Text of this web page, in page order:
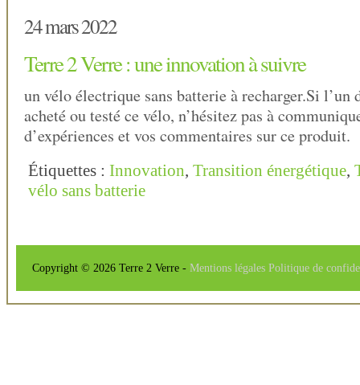
24 mars 2022
Terre 2 Verre : une innovation à suivre
un vélo électrique sans batterie à recharger.Si l’un
acheté ou testé ce vélo, n’hésitez pas à
d’expériences et vos commentaires sur ce produit.
Étiquettes : Innovation, Transition énergétique,
vélo sans batterie
Copyright © 2026 Terre 2 Verre - Mentions légales Politique de